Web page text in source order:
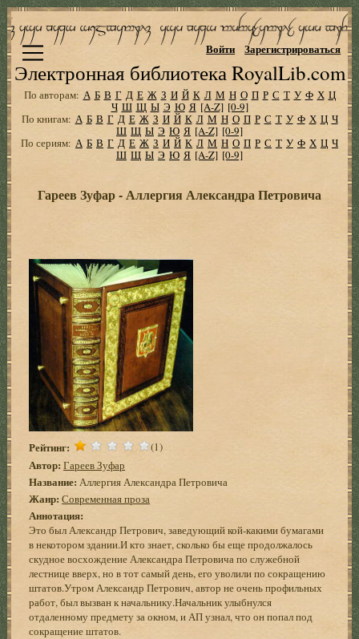
Электронная библиотека RoyalLib.com
Войти Зарегистрироваться
По авторам: А Б В Г Д Е Ж З И Й К Л М Н О П Р С Т У Ф Х Ц
Ч Ш Щ Ы Э Ю Я [A-Z] [0-9]
По книгам: А Б В Г Д Е Ж З И Й К Л М Н О П Р С Т У Ф Х Ц Ч
Ш Щ Ы Э Ю Я [A-Z] [0-9]
По сериям: А Б В Г Д Е Ж З И Й К Л М Н О П Р С Т У Ф Х Ц Ч
Ш Щ Ы Э Ю Я [A-Z] [0-9]
Гареев Зуфар - Аллергия Александра Петровича
Рейтинг: (1)
Автор: Гареев Зуфар
Название: Аллергия Александра Петровича
Жанр: Современная проза
Аннотация:
Это был Александр Петрович, заведующий кой-какими бумагами
в некотором здании.И кто знает, сколько бы еще продолжалось
скудное восхождение Александра Петровича по служебной
лестнице вверх, но в тот самый день, его уволили по сокращению
штатов.Утром Александр Петрович, автор не очень профильных
работ, был вызван к начальнику.Начальник улыбнулся
отдаленному предмету за окном, и АП узнал, что он попал под
сокращение штатов.